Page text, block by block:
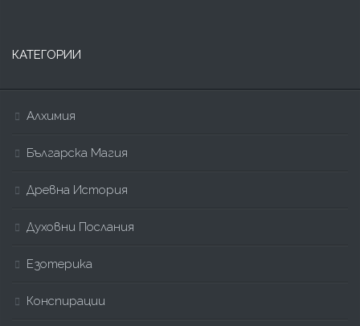
КАТЕГОРИИ
Алхимия
Българска Магия
Древна История
Духовни Послания
Езотерика
Конспирации